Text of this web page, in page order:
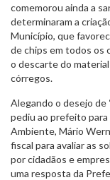
comemorou ainda a
determinaram a
Município, que
de chips em todos os
o descarte do
córregos.
Alegando o desejo de
pediu ao prefeito para
Ambiente, Mário
fiscal para avaliar as
por cidadãos e
uma resposta da